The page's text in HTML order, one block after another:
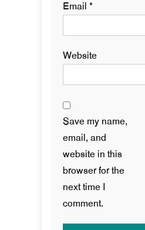
Email *
Website
Save my name,
email, and
website in this
browser for the
next time I
comment.